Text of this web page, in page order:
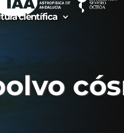
científica